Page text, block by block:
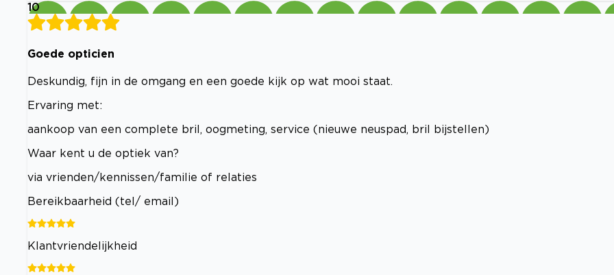
10
Goede opticien
Deskundig, fijn in de omgang en een goede kijk op wat mooi staat.
Ervaring met:
aankoop van een complete bril, oogmeting, service (nieuwe neuspad, bril bijstellen)
Waar kent u de optiek van?
via vrienden/kennissen/familie of relaties
Bereikbaarheid (tel/ email)
Klantvriendelijkheid